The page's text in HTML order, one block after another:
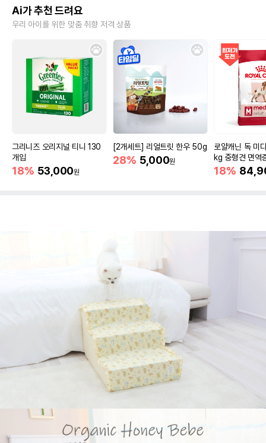
Ai가 추천 드려요
우리 아이를 위한 맞춤 취향 저격 상품
그리니즈 오리지널 티니 130
개입
18% 53,000원
[2개세트] 리얼트릿 한우 50g
28% 5,000원
로얄캐닌 독 미
kg 중형견 면역
18%